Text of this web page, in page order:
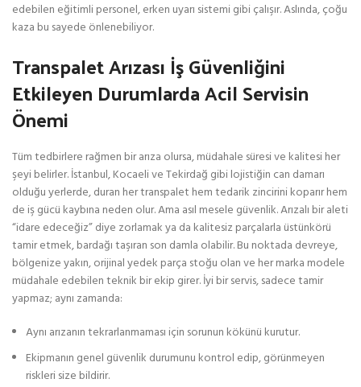
edebilen eğitimli personel, erken uyarı sistemi gibi çalışır. Aslında, çoğu
kaza bu sayede önlenebiliyor.
Transpalet Arızası İş Güvenliğini
Etkileyen Durumlarda Acil Servisin
Önemi
Tüm tedbirlere rağmen bir arıza olursa, müdahale süresi ve kalitesi her
şeyi belirler. İstanbul, Kocaeli ve Tekirdağ gibi lojistiğin can damarı
olduğu yerlerde, duran her transpalet hem tedarik zincirini koparır hem
de iş gücü kaybına neden olur. Ama asıl mesele güvenlik. Arızalı bir aleti
“idare edeceğiz” diye zorlamak ya da kalitesiz parçalarla üstünkörü
tamir etmek, bardağı taşıran son damla olabilir. Bu noktada devreye,
bölgenize yakın, orijinal yedek parça stoğu olan ve her marka modele
müdahale edebilen teknik bir ekip girer. İyi bir servis, sadece tamir
yapmaz; aynı zamanda:
Aynı arızanın tekrarlanmaması için sorunun kökünü kurutur.
Ekipmanın genel güvenlik durumunu kontrol edip, görünmeyen
riskleri size bildirir.